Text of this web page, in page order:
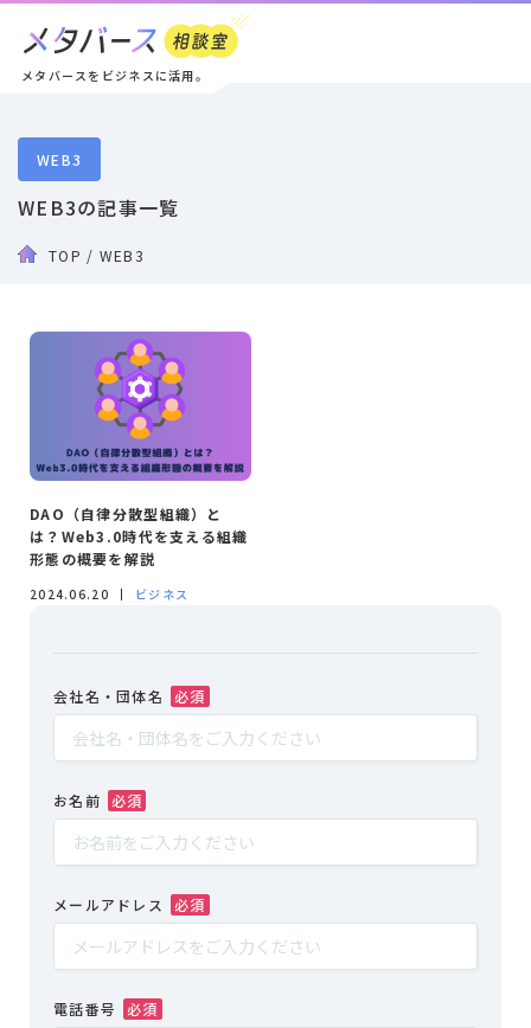
メタバースをビジネスに活用。
WEB3
WEB3の記事一覧
TOP / WEB3
DAO（自律分散型組織）と
は？Web3.0時代を支える組織
形態の概要を解説
2024.06.20 ビジネス
会社名・団体名
お名前
メールアドレス
電話番号